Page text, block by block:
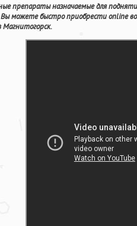
препараты назначаемые для
можете быстро приобрести online
Магнитогорск.